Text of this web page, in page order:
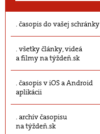
časopis do vašej schránky
všetky články, videá
a filmy na týždeň.sk
časopis v iOS a Android
aplikácii
archív časopisu
na týždeň.sk